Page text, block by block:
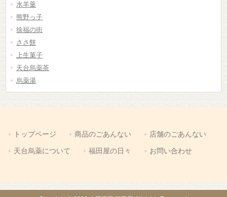
水羊羹
熊野っ子
徐福の街
ささ餅
上生菓子
天台烏薬茶
烏薬湯
トップページ 商品のごあんない 店舗のごあんない
天台烏薬について 福田屋の日々 お問い合わせ